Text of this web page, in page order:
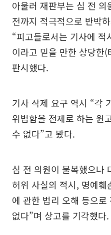
아울러 재판부는 심 전
전까지 적극적으로 반박
“피고들로서는 기사에 적
이라고 믿을 만한 상당한
판시했다.
기사 삭제 요구 역시 “각
위법함을 전제로 하는 원
수 없다”고 봤다.
심 전 의원이 불복했으나
허위 사실의 적시, 명예
에 관한 법리 오해 등으
없다”며 상고를 기각했다.